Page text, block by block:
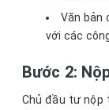
Văn bản
với các
Bước 2:
Chủ đầu tư nộp